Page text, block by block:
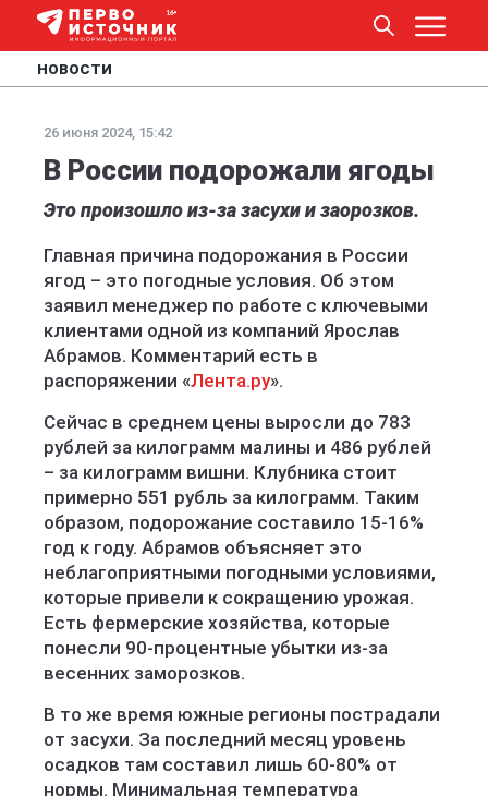
НОВОСТИ
26 июня 2024, 15:42
В России подорожали ягоды
Это произошло из-за засухи и заорозков.
Главная причина подорожания в России
ягод – это погодные условия. Об этом
заявил менеджер по работе с ключевыми
клиентами одной из компаний Ярослав
Абрамов. Комментарий есть в
распоряжении «Лента.ру».
Сейчас в среднем цены выросли до 783
рублей за килограмм малины и 486 рублей
– за килограмм вишни. Клубника стоит
примерно 551 рубль за килограмм. Таким
образом, подорожание составило 15-16%
год к году. Абрамов объясняет это
неблагоприятными погодными условиями,
которые привели к сокращению урожая.
Есть фермерские хозяйства, которые
понесли 90-процентные убытки из-за
весенних заморозков.
В то же время южные регионы пострадали
от засухи. За последний месяц уровень
осадков там составил лишь 60-80% от
нормы. Минимальная температура